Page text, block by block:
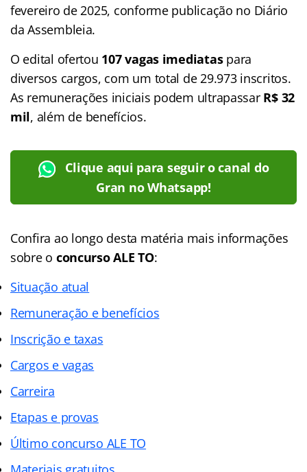
fevereiro de 2025, conforme publicação no Diário
da Assembleia.
O edital ofertou 107 vagas imediatas para
diversos cargos, com um total de 29.973 inscritos.
As remunerações iniciais podem ultrapassar R$ 32
mil, além de benefícios.
Clique aqui para seguir o canal do
Gran no Whatsapp!
Confira ao longo desta matéria mais informações
sobre o concurso ALE TO:
Situação atual
Remuneração e benefícios
Inscrição e taxas
Cargos e vagas
Carreira
Etapas e provas
Último concurso ALE TO